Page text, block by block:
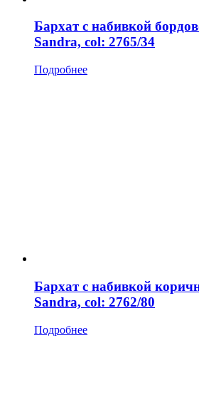
Бархат с набивкой
Sandra, col: 2765/34
Подробнее
Бархат с набивкой
Sandra, col: 2762/80
Подробнее